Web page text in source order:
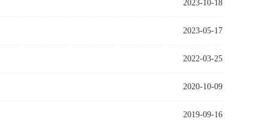
2023-10-18
2023-05-17
2022-03-25
2020-10-09
2019-09-16